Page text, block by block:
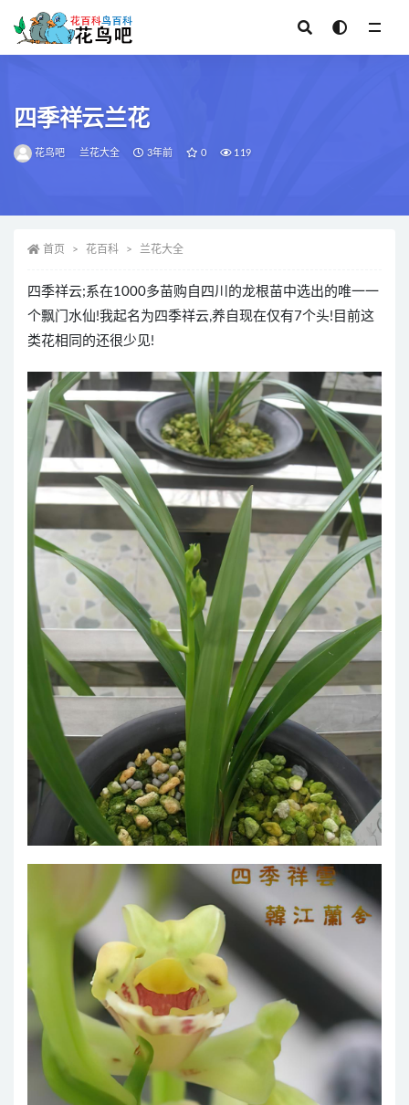
四季祥云兰花
花鸟吧 兰花大全 3年前 0 119
首页 花百科 兰花大全
四季祥云;系在1000多苗购自四川的龙根苗中选出的唯一一
个飘门水仙!我起名为四季祥云,养自现在仅有7个头!目前这
类花相同的还很少见!